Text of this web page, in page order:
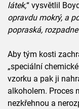
látek,“ vysvětlil
opravdu mokrý, a
popraská,
Aby tým kosti
„speciální
vzorku a pak ji
alkoholem. Proces
nezkřehnou a